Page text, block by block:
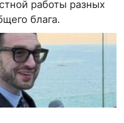
работы разных
блага.